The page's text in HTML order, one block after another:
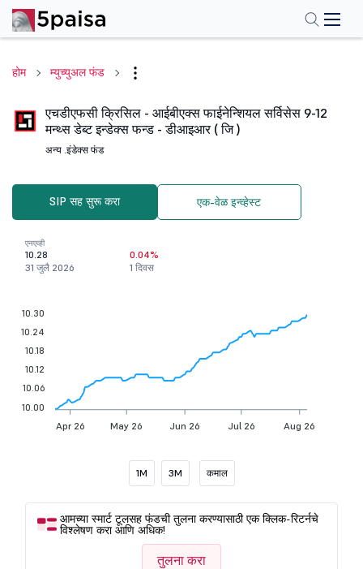
होम म्युच्युअल फंड
एचडीएफसी क्रिसिल - आईबीएक्स फाईनेन्शियल सर्विसेस 9-12
मन्थ्स डेब्ट इन्डेक्स फन्ड - डीआइआर ( जि )
अन्य .इंडेक्स फंड
SIP सह सुरू करा एक-वेळ इन्व्हेस्ट
एनएव्ही
10.28
31 जुलै 2026
0.04%
1 दिवस
Apr 26 May 26 Jun 26 Jul 26 Aug 26
10.30
10.24
10.18
10.12
10.06
10.00
1M 3M कमाल
आमच्या स्मार्ट टूलसह फंडची तुलना करण्यासाठी एक क्लिक-रिटर्नचे
विश्लेषण करा आणि अधिक!
तुलना करा